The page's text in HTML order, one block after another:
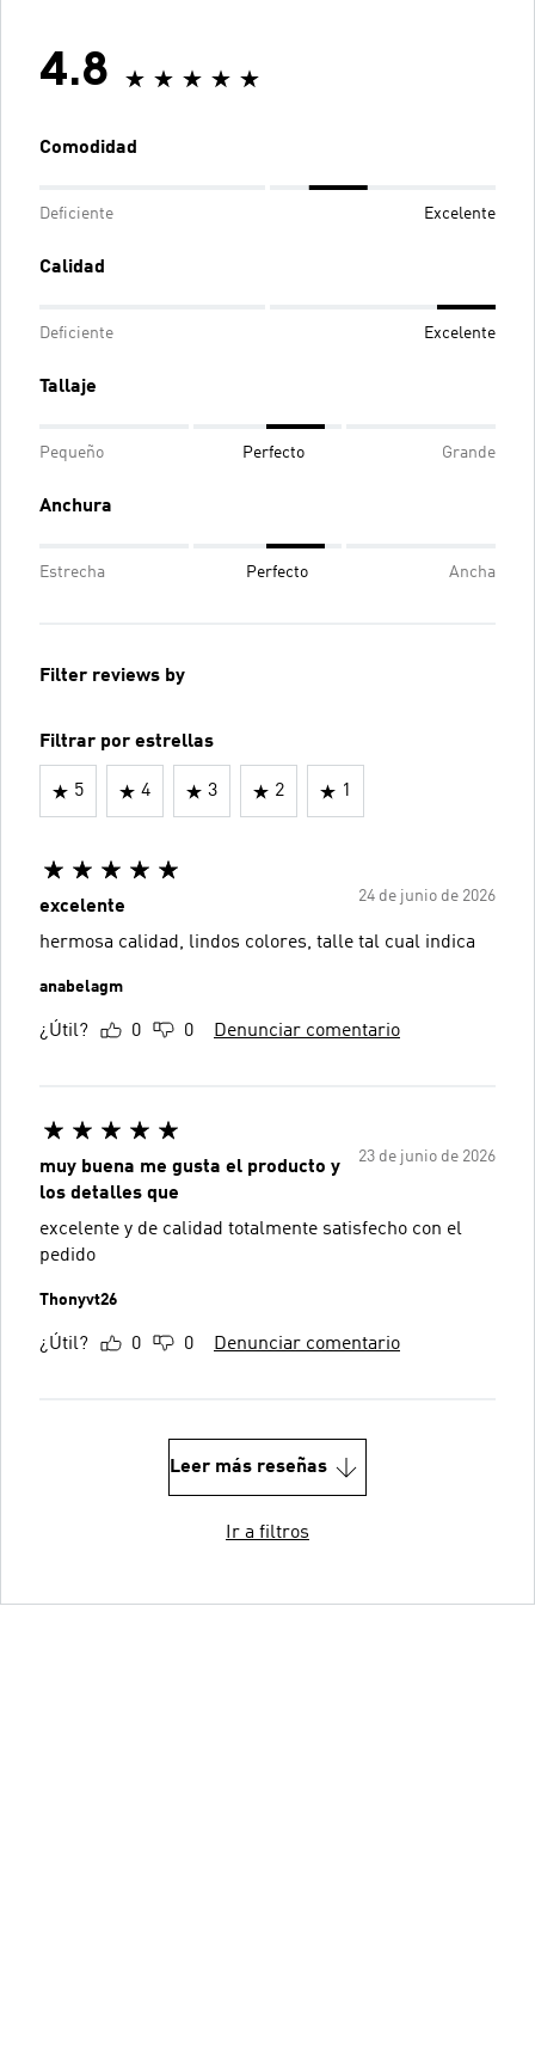
4.8
Comodidad
Deficiente Excelente
Calidad
Deficiente Excelente
Tallaje
Pequeño Perfecto Grande
Anchura
Estrecha Perfecto Ancha
Filter reviews by
Filtrar por estrellas
5 4 3 2 1
24 de junio de 2026
excelente
hermosa calidad, lindos colores, talle tal cual indica
anabelagm
¿Útil? 0 0 Denunciar comentario
23 de junio de 2026
muy buena me gusta el producto y
los detalles que
excelente y de calidad totalmente satisfecho con el
pedido
Thonyvt26
¿Útil? 0 0 Denunciar comentario
Leer más reseñas
Ir a filtros